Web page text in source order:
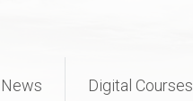
News Digital Courses